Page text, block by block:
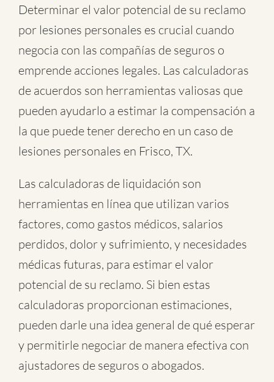
Determinar el valor potencial de su reclamo
por lesiones personales es crucial cuando
negocia con las compañías de seguros o
emprende acciones legales. Las calculadoras
de acuerdos son herramientas valiosas que
pueden ayudarlo a estimar la compensación a
la que puede tener derecho en un caso de
lesiones personales en Frisco, TX.
Las calculadoras de liquidación son
herramientas en línea que utilizan varios
factores, como gastos médicos, salarios
perdidos, dolor y sufrimiento, y necesidades
médicas futuras, para estimar el valor
potencial de su reclamo. Si bien estas
calculadoras proporcionan estimaciones,
pueden darle una idea general de qué esperar
y permitirle negociar de manera efectiva con
ajustadores de seguros o abogados.